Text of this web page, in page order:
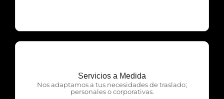
Servicios a Medida
Nos adaptamos a tus necesidades de traslado;
personales o corporativas.
OTP Servicios